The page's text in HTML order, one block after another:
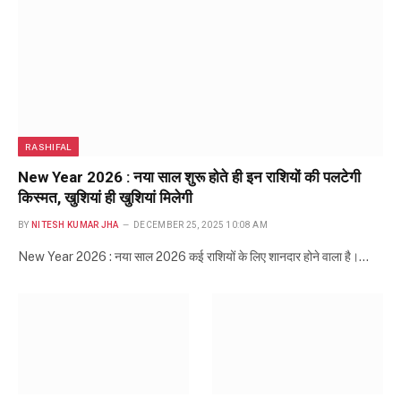
RASHIFAL
New Year 2026 : नया साल शुरू होते ही इन राशियों की पलटेगी
किस्मत, खुशियां ही खुशियां मिलेगी
BY NITESH KUMAR JHA DECEMBER 25, 2025 10:08 AM
New Year 2026 : नया साल 2026 कई राशियों के लिए शानदार होने वाला है।…